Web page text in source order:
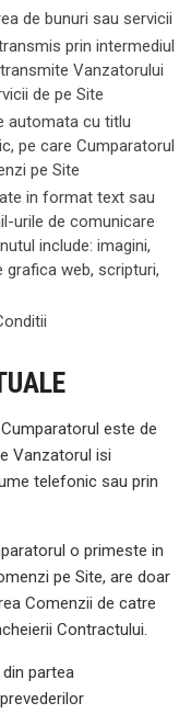
de bunuri sau servicii
prin intermediul
Vanzatorului
de pe Site
automata cu titlu
pe care Cumparatorul
pe Site
in format text sau
urile de comunicare
include: imagini,
grafica web, scripturi,
este de
Vanzatorul isi
telefonic sau prin
o primeste in
pe Site, are doar
Comenzii de catre
Contractului.
partea